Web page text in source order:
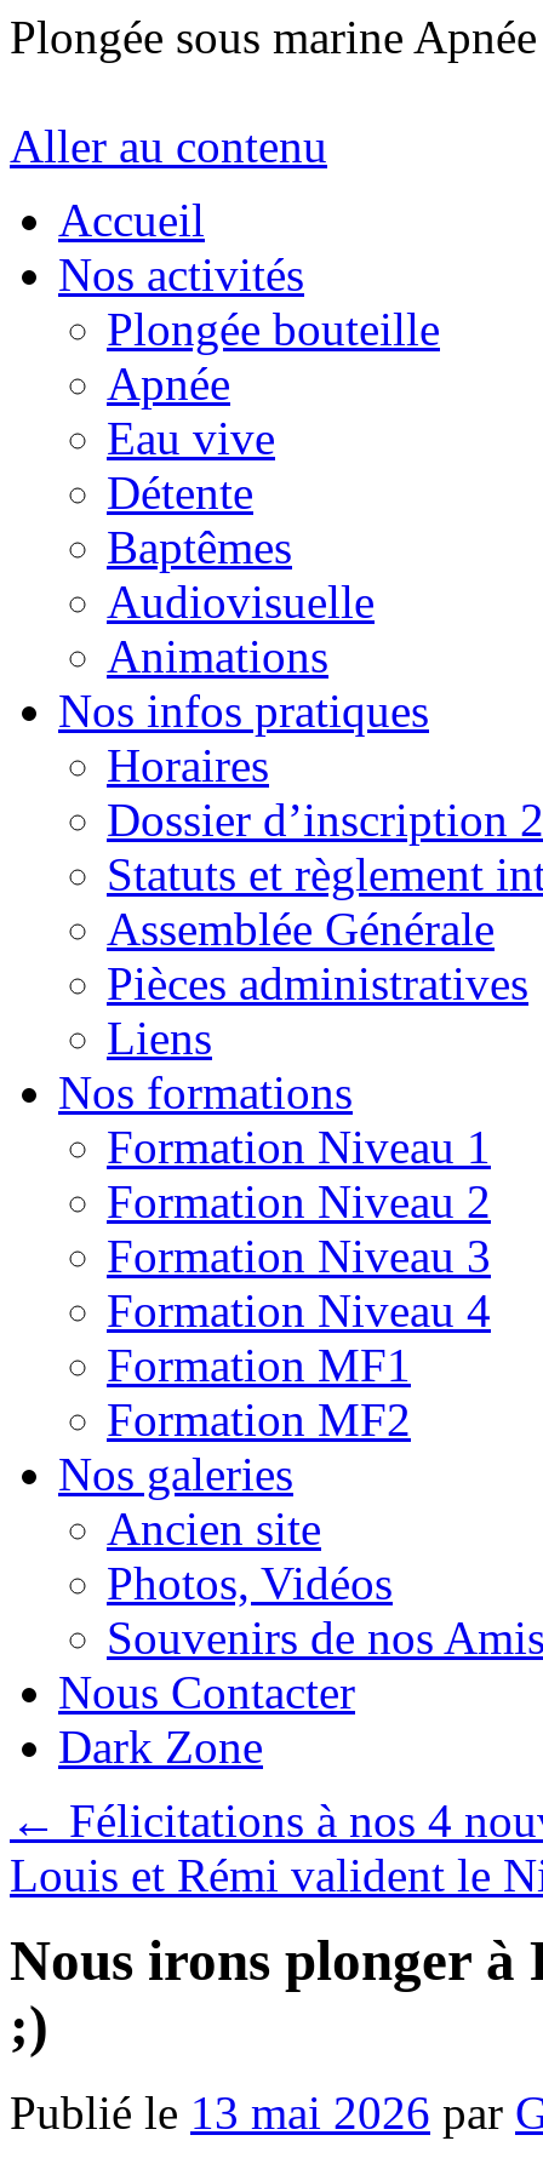
Plongée sous marine
Aller au contenu
Accueil
Nos activités
Plongée bouteille
Apnée
Eau vive
Détente
Baptêmes
Audiovisuelle
Animations
Nos infos pratiques
Horaires
Dossier d’inscription
Statuts et règlement
Assemblée Générale
Pièces administratives
Liens
Nos formations
Formation Niveau 1
Formation Niveau 2
Formation Niveau 3
Formation Niveau 4
Formation MF1
Formation MF2
Nos galeries
Ancien site
Photos, Vidéos
Souvenirs de nos
Nous Contacter
Dark Zone
← Félicitations à nos 4
Louis et Rémi valident le
Nous irons plonger à
;)
Publié le 13 mai 2026 par